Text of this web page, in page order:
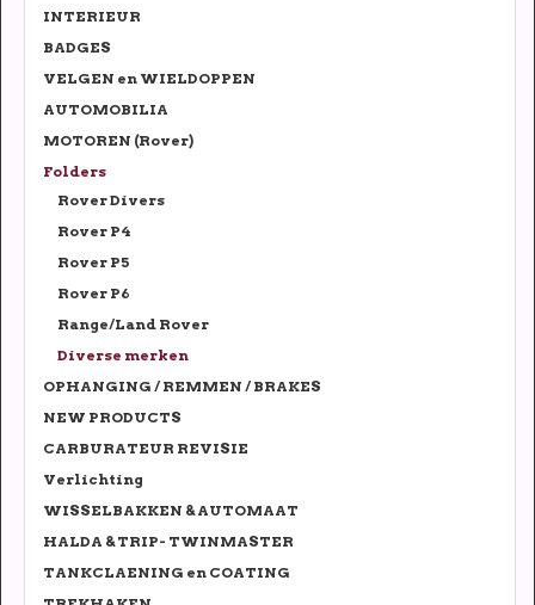
INTERIEUR
BADGES
VELGEN en WIELDOPPEN
AUTOMOBILIA
MOTOREN (Rover)
Folders
Rover Divers
Rover P4
Rover P5
Rover P6
Range/Land Rover
Diverse merken
OPHANGING / REMMEN / BRAKES
NEW PRODUCTS
CARBURATEUR REVISIE
Verlichting
WISSELBAKKEN & AUTOMAAT
HALDA & TRIP- TWINMASTER
TANKCLAENING en COATING